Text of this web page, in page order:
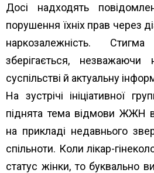
Досі надходять
порушення їхніх прав через
наркозалежність.
зберігається,
суспільстві й актуальну
На зустрічі ініціативної
піднята тема відмови ЖЖН
на прикладі недавнього
спільноти. Коли лікар-
статус жінки, то буквально